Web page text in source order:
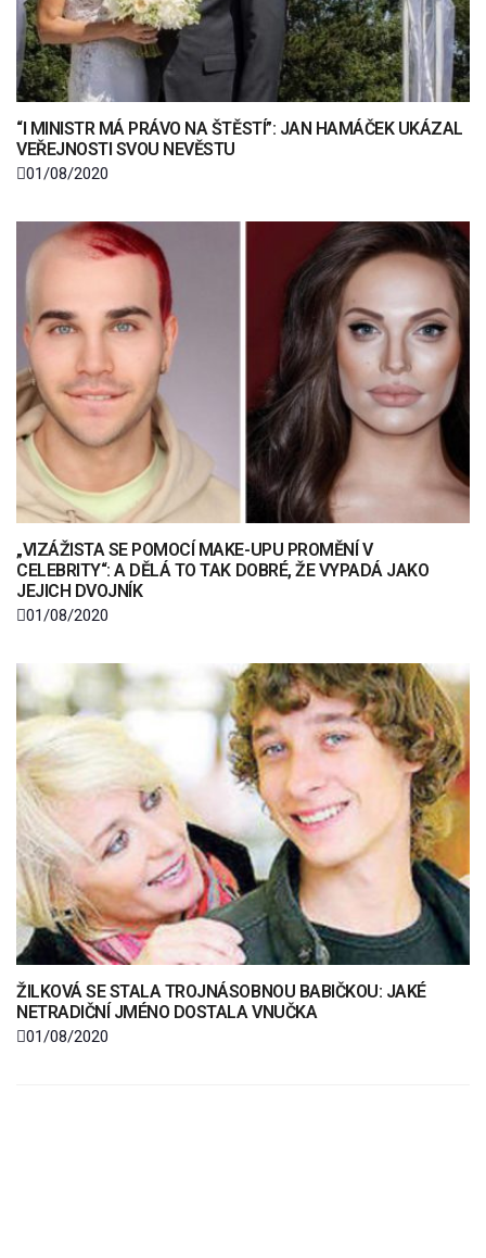
“I MINISTR MÁ PRÁVO NA ŠTĚSTÍ”: JAN HAMÁČEK UKÁZAL
VEŘEJNOSTI SVOU NEVĚSTU
01/08/2020
„VIZÁŽISTA SE POMOCÍ MAKE-UPU PROMĚNÍ V
CELEBRITY“: A DĚLÁ TO TAK DOBRÉ, ŽE VYPADÁ JAKO
JEJICH DVOJNÍK
01/08/2020
ŽILKOVÁ SE STALA TROJNÁSOBNOU BABIČKOU: JAKÉ
NETRADIČNÍ JMÉNO DOSTALA VNUČKA
01/08/2020